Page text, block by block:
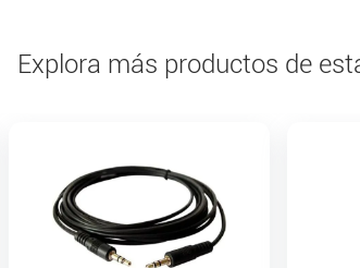
Explora más productos de